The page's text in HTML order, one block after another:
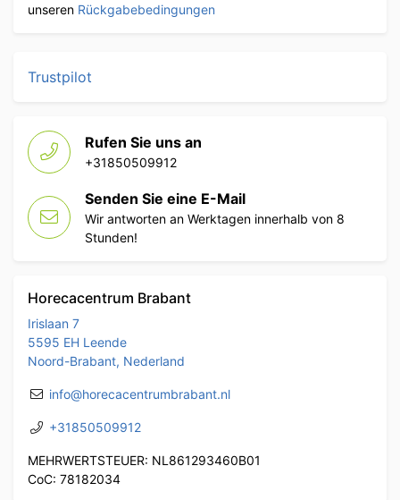
unseren Rückgabebedingungen
Trustpilot
Rufen Sie uns an
+31850509912
Senden Sie eine E-Mail
Wir antworten an Werktagen innerhalb von 8
Stunden!
Horecacentrum Brabant
Irislaan 7
5595 EH Leende
Noord-Brabant, Nederland
info@horecacentrumbrabant.nl
+31850509912
MEHRWERTSTEUER: NL861293460B01
CoC: 78182034